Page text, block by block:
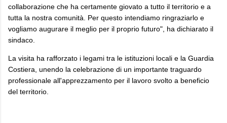
collaborazione che ha certamente giovato a tutto il territorio e a
tutta la nostra comunità. Per questo intendiamo ringraziarlo e
vogliamo augurare il meglio per il proprio futuro", ha dichiarato il
sindaco.
​La visita ha rafforzato i legami tra le istituzioni locali e la Guardia
Costiera, unendo la celebrazione di un importante traguardo
professionale all'apprezzamento per il lavoro svolto a beneficio
del territorio.